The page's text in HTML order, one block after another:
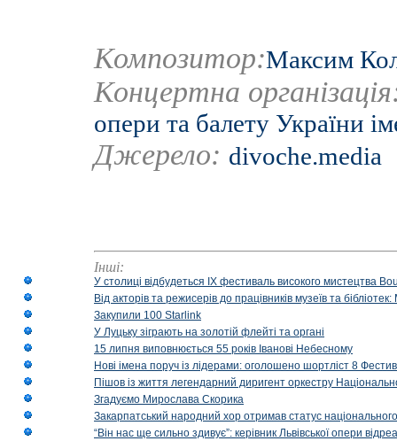
Композитор:Максим
Концертна
опери та балету України
Джерело: divoche.media
Інші:
У столиці відбудеться IX фестиваль високого мистецтва
Від акторів та режисерів до працівників музеїв та
Закупили 100 Starlink
У Луцьку зіграють на золотій флейті та органі
15 липня виповнюється 55 років Іванові Небесному
Нові імена поруч із лідерами: оголошено шортліст 8
Пішов із життя легендарний диригент оркестру
Згадуємо Мирослава Скорика
Закарпатський народний хор отримав статус національного
“Він нас ще сильно здивує”: керівник Львівської опери